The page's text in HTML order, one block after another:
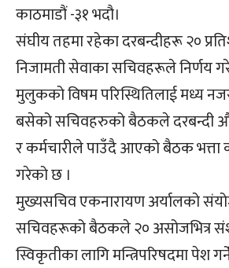
काठमाडौं -३१ भदौ।
संघीय तहमा रहेका दरबन्दीहरू २०
निजामती सेवाका सचिवहरूले निर्णय
मुलुकको विषम परिस्थितिलाई मध्य
बसेको सचिवहरुको बैठकले दरबन्दी
र कर्मचारीले पाउँदै आएको बैठक भत्ता
गरेको छ ।
मुख्यसचिव एकनारायण अर्यालको
सचिवहरूको बैठकले २० असोजभित्र
स्विकृतीका लागि मन्त्रिपरिषदमा पेश